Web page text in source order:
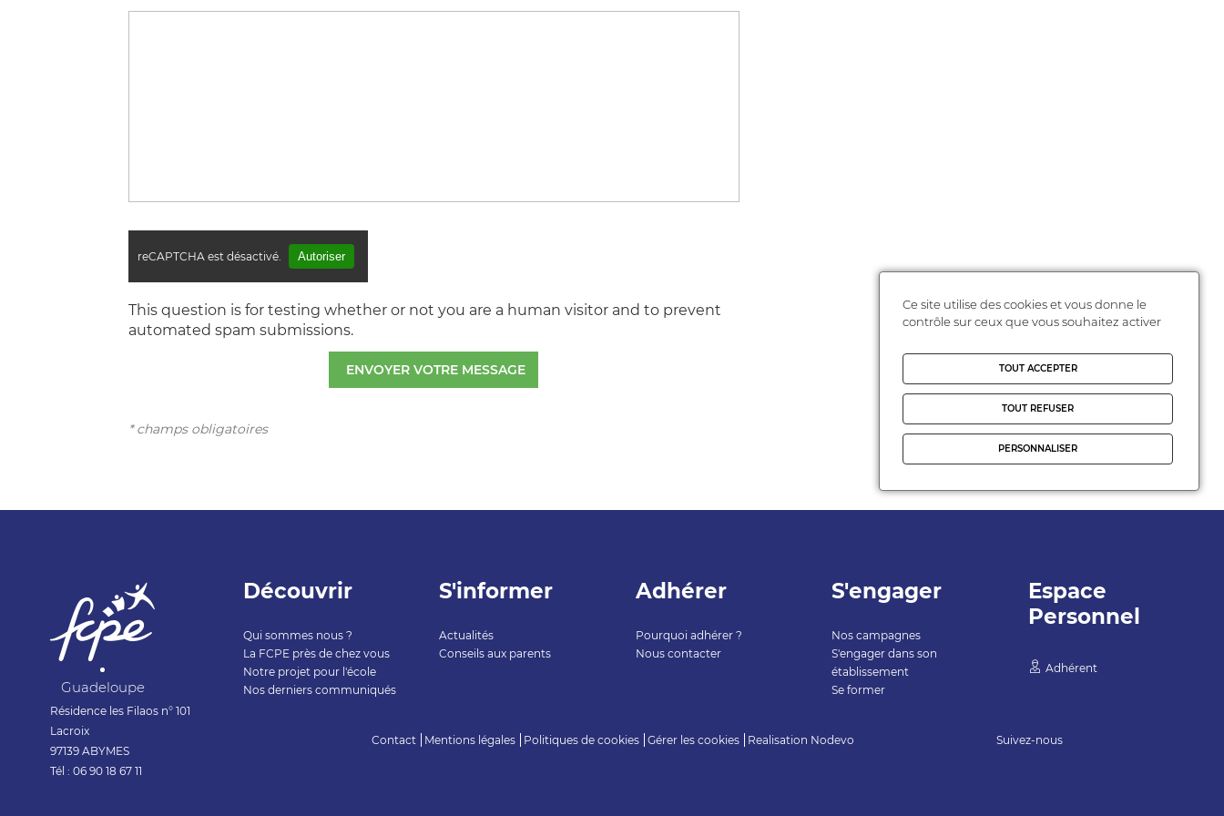
reCAPTCHA est désactivé. Autoriser
This question is for testing whether or not you are a human visitor and to prevent
automated spam submissions.
* champs obligatoires
Guadeloupe
Résidence les Filaos n° 101
Lacroix
97139 ABYMES
Tél : 06 90 18 67 11
Découvrir
Qui sommes nous ?
La FCPE près de chez vous
Notre projet pour l'école
Nos derniers communiqués
S'informer
Actualités
Conseils aux parents
Adhérer
Pourquoi adhérer ?
Nous contacter
S'engager
Nos campagnes
S'engager dans son
établissement
Se former
Espace
Personnel
Adhérent
Contact Mentions légales Politiques de cookies Gérer les cookies Realisation Nodevo Suivez-nous
Ce site utilise des cookies et vous donne le
contrôle sur ceux que vous souhaitez activer
TOUT ACCEPTER
TOUT REFUSER
PERSONNALISER